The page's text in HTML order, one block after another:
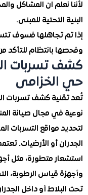
ان المشاكل والمخاطر
للمبنى.
تجاهلها فسوف تتسبب في
بانتظام للتأكد من عدم
تسربات
كشف تسربات المياه
مجال صيانة المنازل
مواقع التسربات المائية
أو الأرضيات. تعتمد هذه
متطورة، مثل أجهزة
قياس الرطوبة، التي
أو داخل الجدران دون